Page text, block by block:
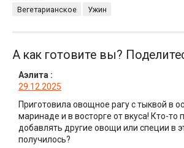
Вегетарианское Ужин
А как готовите вы?
Аэлита :
29.12.2025
Приготовила овощное рагу с тыквой в
маринаде и в восторге от вкуса! Кто-то
добавлять другие овощи или специи в
получилось?